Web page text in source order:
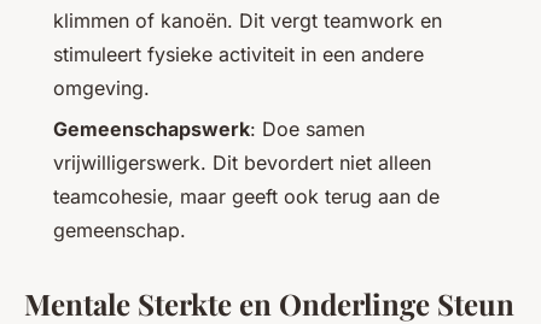
klimmen of kanoën. Dit vergt teamwork en
stimuleert fysieke activiteit in een andere
omgeving.
Gemeenschapswerk: Doe samen
vrijwilligerswerk. Dit bevordert niet alleen
teamcohesie, maar geeft ook terug aan de
gemeenschap.
Mentale Sterkte en Onderlinge Steun